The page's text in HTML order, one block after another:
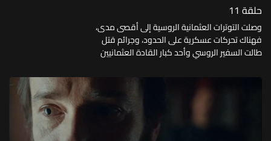
حلقة 11
وصلت التوترات العثمانية الروسية إلى أقصى مدى،
فهناك تحركات عسكرية على الحدود، وجرائم قتل
طالت السفير الروسي وأحد كبار القادة العثمانيين